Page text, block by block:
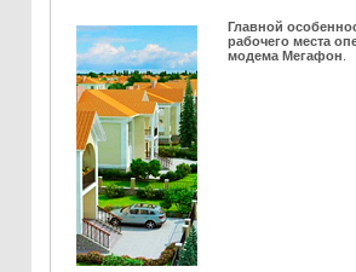
Главной
рабочего места
модема Мегафон